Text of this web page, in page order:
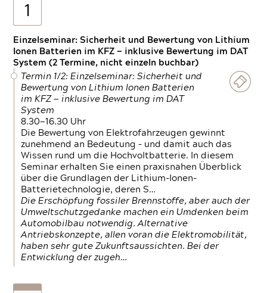
1
Einzelseminar: Sicherheit und Bewertung von Lithium
Ionen Batterien im KFZ — inklusive Bewertung im DAT
System (2 Termine, nicht einzeln buchbar)
Termin 1/2: Einzelseminar: Sicherheit und
Bewertung von Lithium Ionen Batterien
im KFZ — inklusive Bewertung im DAT
System
8.30—16.30 Uhr
Die Bewertung von Elektrofahrzeugen gewinnt
zunehmend an Bedeutung – und damit auch das
Wissen rund um die Hochvoltbatterie. In diesem
Seminar erhalten Sie einen praxisnahen Überblick
über die Grundlagen der Lithium-Ionen-
Batterietechnologie, deren S…
Die Erschöpfung fossiler Brennstoffe, aber auch der
Umweltschutzgedanke machen ein Umdenken beim
Automobilbau notwendig. Alternative
Antriebskonzepte, allen voran die Elektromobilität,
haben sehr gute Zukunftsaussichten. Bei der
Entwicklung der zugeh…